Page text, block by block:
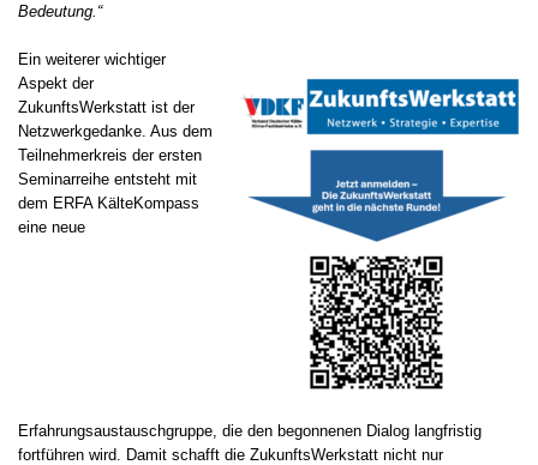
Bedeutung.“
Ein weiterer wichtiger
Aspekt der
ZukunftsWerkstatt ist der
Netzwerkgedanke. Aus dem
Teilnehmerkreis der ersten
Seminarreihe entsteht mit
dem ERFA KälteKompass
eine neue
Erfahrungsaustauschgruppe, die den begonnenen Dialog langfristig
fortführen wird. Damit schafft die ZukunftsWerkstatt nicht nur